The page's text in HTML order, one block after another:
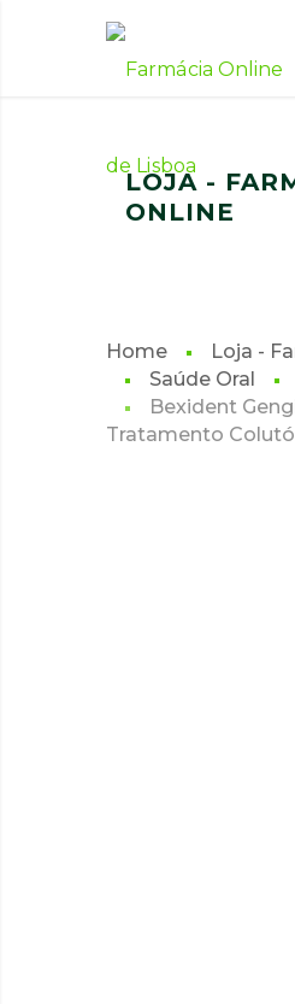
FARMÁCIA
LOJA -
ONLINE
Home
Loja -
Saúde Oral
Bexident
Tratamento